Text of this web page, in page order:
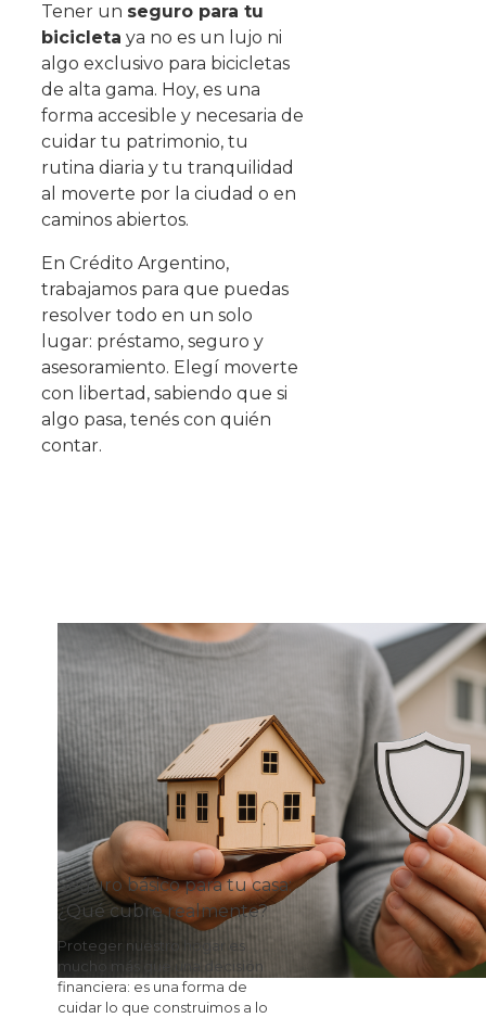
Tener un seguro para tu
bicicleta ya no es un lujo ni
algo exclusivo para bicicletas
de alta gama. Hoy, es una
forma accesible y necesaria de
cuidar tu patrimonio, tu
rutina diaria y tu tranquilidad
al moverte por la ciudad o en
caminos abiertos.
En Crédito Argentino,
trabajamos para que puedas
resolver todo en un solo
lugar: préstamo, seguro y
asesoramiento. Elegí moverte
con libertad, sabiendo que si
algo pasa, tenés con quién
contar.
Seguro básico para tu casa:
¿Qué cubre realmente?
Proteger nuestro hogar es
mucho más que una decisión
financiera: es una forma de
cuidar lo que construimos a lo